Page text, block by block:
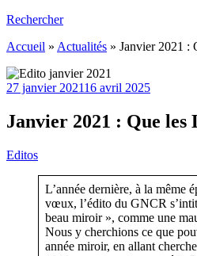
Rechercher
Accueil » Actualités » Janvier 2021 :
27 janvier 202116 avril 2025
Janvier 2021 : Que les
Editos
L’année dernière, à la même
vœux, l’édito du GNCR
beau miroir », comme une
Nous y cherchions ce que
année miroir, en allant